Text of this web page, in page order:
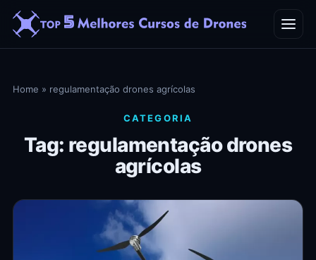
Contato
Home » regulamentação drones agrícolas
CATEGORIA
Tag: regulamentação drones
agrícolas